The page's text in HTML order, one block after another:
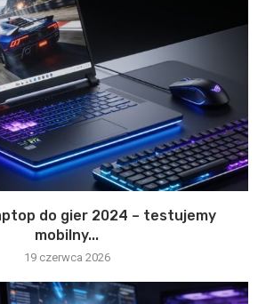
do gier 2024 – testujemy
mobilny...
19 czerwca 2026